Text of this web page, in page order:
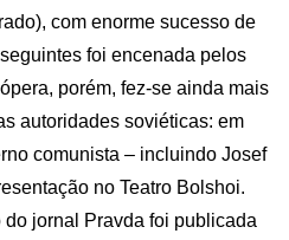
com enorme sucesso de
foi encenada pelos
porém, fez-se ainda mais
autoridades soviéticas: em
comunista – incluindo Josef
no Teatro Bolshoi.
jornal Pravda foi publicada